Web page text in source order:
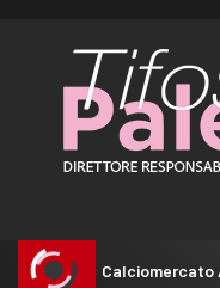
Adorante,